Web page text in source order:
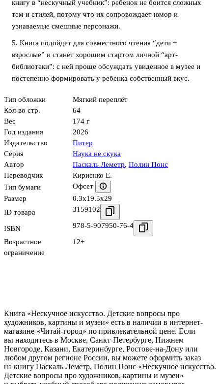
книгу в “нескучный учебник”: ребeнок не боится сложных
тем и стилей, потому что их сопровождает юмор и
узнаваемые смешные персонажи.
5. Книга подойдeт для совместного чтения “дети +
взрослые” и станет хорошим стартом личной “арт-
библиотеки”: с ней проще обсуждать увиденное в музее и
постепенно формировать у ребeнка собственный вкус.
Тип обложки
Мягкий переплёт
Кол-во стр.
64
Вес
174 г
Год издания
2026
Издательство
Питер
Серия
Наука не скука
Автор
Паскаль Леметр, Полин Понс
Переводчик
Кириенко Е.
Тип бумаги
Офсет
Размер
0.3x19.5x29
ID товара
3159102
ISBN 978-5-907950-76-4
Возрастное
ограничение
12+
Книга «Нескучное искусство. Детские вопросы про
художников, картины и музеи» есть в наличии в интернет-
магазине «Читай-город» по привлекательной цене. Если
вы находитесь в Москве, Санкт-Петербурге, Нижнем
Новгороде, Казани, Екатеринбурге, Ростове-на-Дону или
любом другом регионе России, вы можете оформить заказ
на книгу Паскаль Леметр, Полин Понс «Нескучное искусство.
Детские вопросы про художников, картины и музеи»